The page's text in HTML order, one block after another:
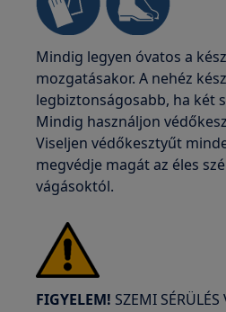
Mindig legyen óvatos a
mozgatásakor. A nehéz
legbiztonságosabb, ha két
Mindig használjon
Viseljen védőkesztyűt
megvédje magát az éles
vágásoktól.
FIGYELEM! SZEMI SÉRÜLÉS